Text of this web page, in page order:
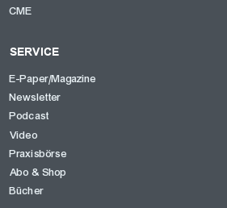
CME
SERVICE
E-Paper/Magazine
Newsletter
Podcast
Video
Praxisbörse
Abo & Shop
Bücher